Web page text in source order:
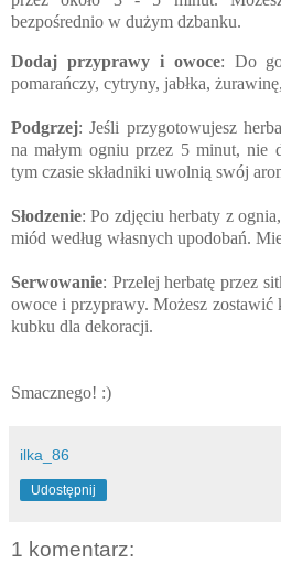
bezpośrednio w dużym dzbanku.
Dodaj przyprawy i owoce: Do
pomarańczy, cytryny, jabłka,
Podgrzej: Jeśli przygotowujesz
na małym ogniu przez 5 minut, nie
tym czasie składniki uwolnią swój
Słodzenie: Po zdjęciu herbaty z
miód według własnych upodobań.
Serwowanie: Przelej herbatę przez
owoce i przyprawy. Możesz
kubku dla dekoracji.
Smacznego! :)
ilka_86
Udostępnij
1 komentarz: